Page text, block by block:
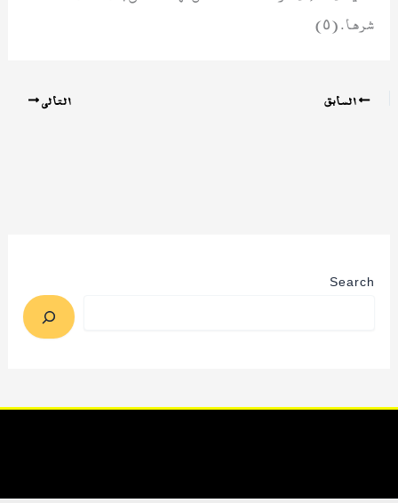
شرها. (٥)
السابق التالي
Search